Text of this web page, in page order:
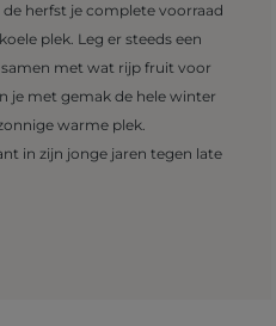
herfst je complete voorraad
plek. Leg er steeds een
met wat rijp fruit voor
je met gemak de hele winter
warme plek.
in zijn jonge jaren tegen late